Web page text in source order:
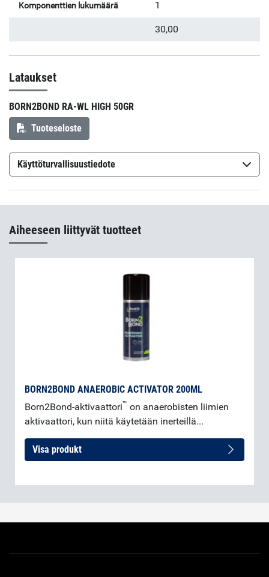
Komponenttien lukumäärä 1
30,00
Lataukset
BORN2BOND RA-WL HIGH 50GR
Tuoteseloste
Käyttöturvallisuustiedote
Born2Bond RA-WL High Strength (sv-SE)
Aiheeseen liittyvät tuotteet
BORN2BOND ANAEROBIC ACTIVATOR 200ML
Born2Bond-aktivaattori™ on anaerobisten liimien
aktivaattori, kun niitä käytetään inerteillä...
Visa produkt